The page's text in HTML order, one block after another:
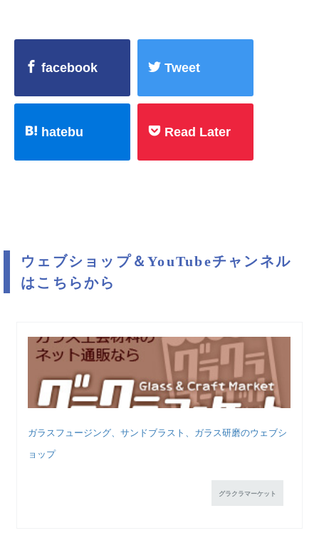
facebook Tweet
hatebu Read Later
ウェブショップ＆YouTubeチャンネル
はこちらから
ガラスフュージング、サンドブラスト、ガラス研磨のウェブシ
ョップ
グラクラマーケット